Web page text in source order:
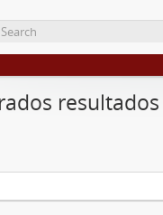
resultados